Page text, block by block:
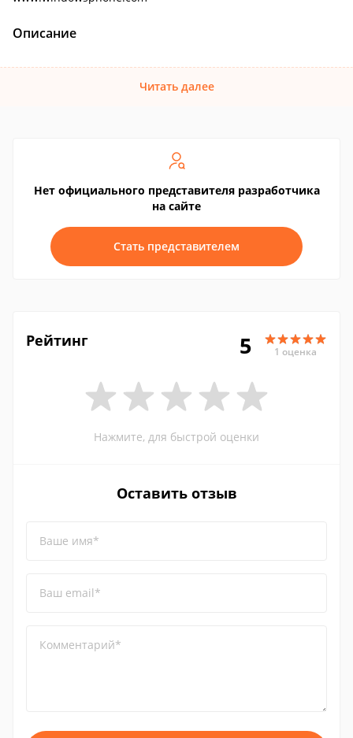
Описание
Читать далее
Нет официального представителя разработчика
на сайте
Стать представителем
Рейтинг 5 1 оценка
Нажмите, для быстрой оценки
Оставить отзыв
Ваше имя*
Ваш email*
Комментарий*